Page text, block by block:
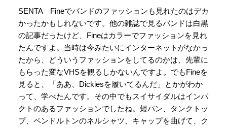
SENTA Fineでバンドのファッションも見れたのはデカ
かったかもしれないです。他の雑誌で見るバンドは白黒
の記事だったけど、Fineはカラーでファッションを見れ
たんですよ。当時は今みたいにインターネットがなかっ
たから、どういうファッションをしてるのかは、先輩に
もらった変なVHSを観るしかないんですよ。でもFineを
見ると、「ああ、Dickiesを履いてるんだ」とかがわか
って、学べたんです。その中でもスイサイダルはインパ
クトのあるファッションでしたね。短パン、タンクトッ
プ、ペンドルトンのネルシャツ、キャップを曲げて、ク